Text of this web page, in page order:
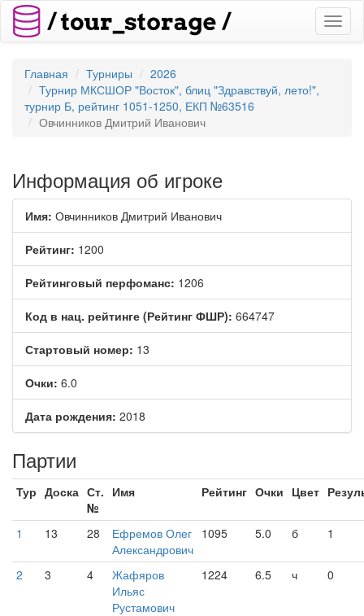
Главная Турниры
2026
Турнир МКСШОР "Восток", блиц "Здравствуй, лето!",
турнир Б, рейтинг 1051-1250, ЕКП №63516
Овчинников Дмитрий Иванович
Информация об игроке
Имя: Овчинников Дмитрий Иванович
Рейтинг: 1200
Рейтинговый перфоманс: 1206
Код в нац. рейтинге (Рейтинг ФШР): 664747
Стартовый номер: 13
Очки: 6.0
Дата рождения: 2018
Партии
Тур Доска Ст.
№
Имя Рейтинг Очки Цвет
1 13 28
Ефремов Олег
Александрович
1095 5.0 б 1
2 3 4
Жафяров
Ильяс
Рустамович
1224 6.5 ч 0